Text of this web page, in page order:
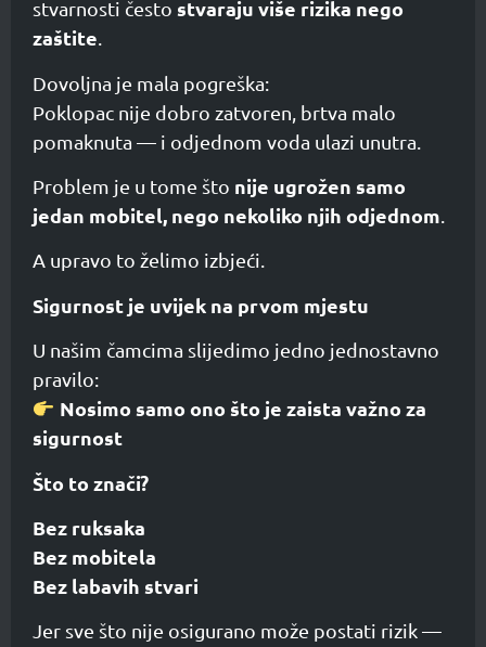
stvarnosti često stvaraju više rizika nego
zaštite.
Dovoljna je mala pogreška:
Poklopac nije dobro zatvoren, brtva malo
pomaknuta — i odjednom voda ulazi unutra.
Problem je u tome što nije ugrožen samo
jedan mobitel, nego nekoliko njih odjednom
A upravo to želimo izbjeći.
Sigurnost je uvijek na prvom mjestu
U našim čamcima slijedimo jedno jednostavno
pravilo:
Nosimo samo ono što je zaista važno za
sigurnost
Što to znači?
Bez ruksaka
Bez mobitela
Bez labavih stvari
Jer sve što nije osigurano može postati rizik —